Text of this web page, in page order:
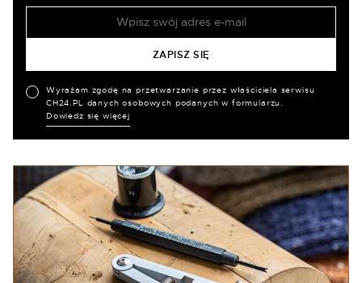
Wyrażam zgodę na przetwarzanie przez właściciela serwisu
CH24.PL danych osobowych podanych w formularzu.
Dowiedz się więcej